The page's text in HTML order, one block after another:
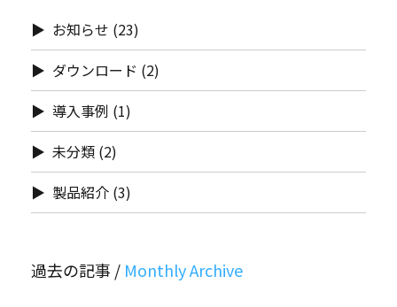
お知らせ (23)
ダウンロード (2)
導入事例 (1)
未分類 (2)
製品紹介 (3)
過去の記事 /